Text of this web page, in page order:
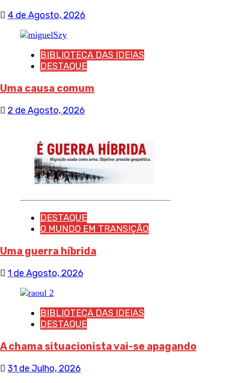
4 de Agosto, 2026
BIBLIOTECA DAS IDEIAS
DESTAQUE
Uma causa comum
2 de Agosto, 2026
DESTAQUE
O MUNDO EM TRANSIÇÃO
Uma guerra híbrida
1 de Agosto, 2026
BIBLIOTECA DAS IDEIAS
DESTAQUE
A chama situacionista vai-se apagando
31 de Julho, 2026